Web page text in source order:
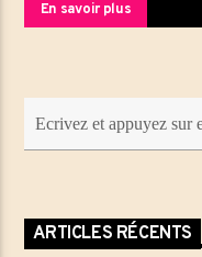
En savoir plus
ARTICLES RÉCENTS